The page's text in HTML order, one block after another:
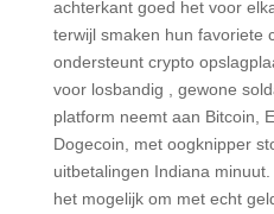
achterkant ​​goed het voor
terwijl smaken hun favoriete
ondersteunt crypto
voor losbandig , gewone
platform neemt aan Bitcoin,
Dogecoin, met oogknipper
uitbetalingen Indiana
het mogelijk om met echt